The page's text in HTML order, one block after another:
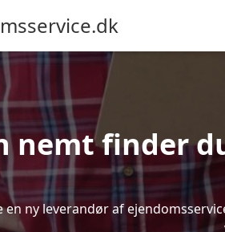
nemt finder
en ny leverandør af